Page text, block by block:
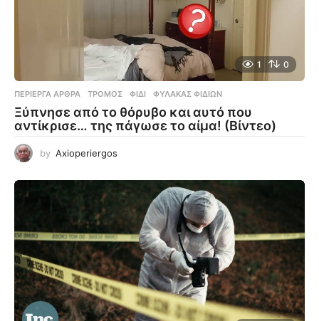
1 0
ΠΕΡΊΕΡΓΑ ΆΡΘΡΑ ΤΡΌΜΟΣ ,ΦΊΔΙ ,ΦΎΛΑΚΑΣ ΦΙΔΙΏΝ
Ξύπνησε από το θόρυβο και αυτό που
αντίκρισε… της πάγωσε το αίμα! (Βίντεο)
by Axioperiergos